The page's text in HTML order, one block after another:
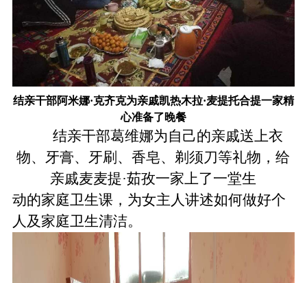
结亲干部阿米娜·克齐克为亲戚凯热木拉·麦提托合提一家精
心准备了晚餐
结亲干部葛维娜为自己的亲戚送上衣
物、牙膏、牙刷、香皂、剃须刀等礼物，给
亲戚麦麦提·茹孜一家上了一堂生
动的家庭卫生课，为女主人讲述如何做好个
人及家庭卫生清洁。